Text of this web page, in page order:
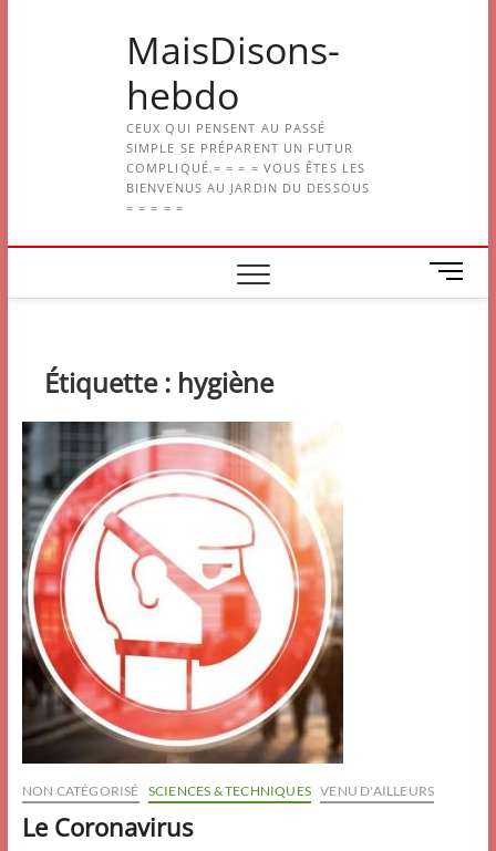
MaisDisons-
hebdo
CEUX QUI PENSENT AU PASSÉ
SIMPLE SE PRÉPARENT UN FUTUR
COMPLIQUÉ.= = = = VOUS ÊTES LES
BIENVENUS AU JARDIN DU DESSOUS
= = = = =
M
e
Étiquette : hygiène
NON CATÉGORISÉ SCIENCES & TECHNIQUES VENU D'AILLEURS
Le Coronavirus